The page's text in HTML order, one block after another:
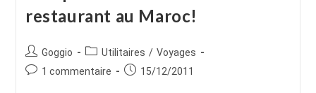
restaurant au Maroc!
Auteur/autrice
de
Goggio
Post
category:
Utilitaires / Voyages
Commentaires
1 commentaire
Publication
15/12/2011